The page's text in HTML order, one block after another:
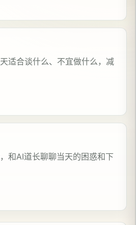
适合谈什么、不宜做什么，减
和AI道长聊聊当天的困惑和下